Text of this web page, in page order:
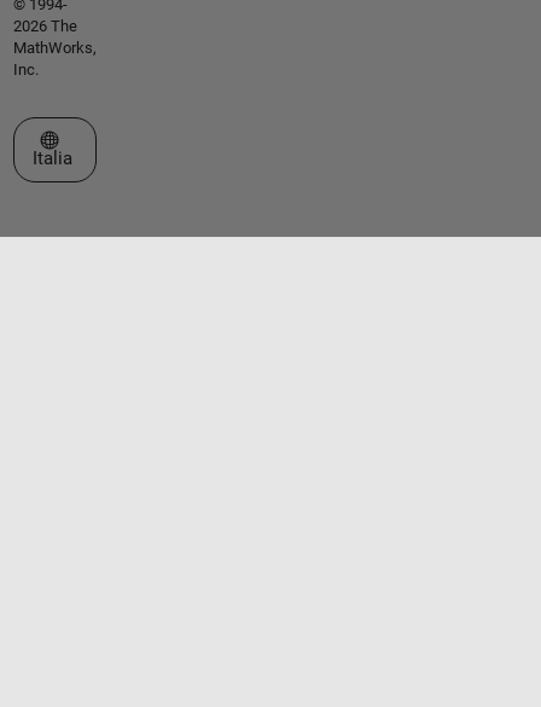
© 1994-
2026 The
MathWorks,
Inc.
Seleziona un sito web
Italia